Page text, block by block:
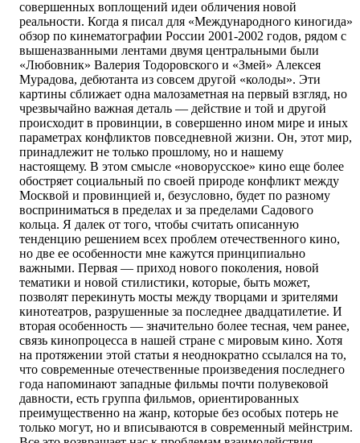
совершенных воплощений идеи обличения новой
реальности. Когда я писал для «Международного киногида»
обзор по кинематографии России 2001-2002 годов, рядом с
вышеназванными лентами двумя центральными были
«Любовник» Валерия Тодоровского и «Змей» Алексея
Мурадова, дебютанта из совсем другой «колоды». Эти
картины сближает одна малозаметная на первый взгляд, но
чрезвычайно важная деталь — действие и той и другой
происходит в провинции, в совершенно ином мире и иных
параметрах конфликтов повседневной жизни. Он, этот мир,
принадлежит не только прошлому, но и нашему
настоящему. В этом смысле «новорусское» кино еще более
обостряет социальный по своей природе конфликт между
Москвой и провинцией и, безусловно, будет по разному
восприниматься в пределах и за пределами Садового
кольца. Я далек от того, чтобы считать описанную
тенденцию решением всех проблем отечественного кино,
но две ее особенности мне кажутся принципиально
важными. Первая — приход нового поколения, новой
тематики и новой стилистики, которые, быть может,
позволят перекинуть мосты между творцами и зрителями
кинотеатров, разрушенные за последнее двадцатилетие. И
вторая особенность — значительно более тесная, чем ранее,
связь кинопроцесса в нашей стране с мировым кино. Хотя
на протяжении этой статьи я неоднократно ссылался на то,
что современные отечественные произведения последнего
года напоминают западные фильмы почти полувековой
давности, есть группа фильмов, ориентированных
преимущественно на жанр, которые без особых потерь не
только могут, но и вписываются в современный мейнстрим.